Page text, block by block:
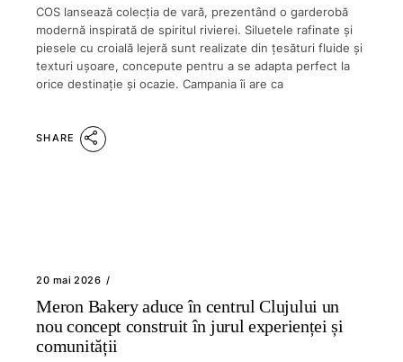
COS lansează colecția de vară, prezentând o garderobă
modernă inspirată de spiritul rivierei. Siluetele rafinate și
piesele cu croială lejeră sunt realizate din țesături fluide și
texturi ușoare, concepute pentru a se adapta perfect la
orice destinație și ocazie. Campania îi are ca
SHARE
20 mai 2026
Meron Bakery aduce în centrul Clujului un
nou concept construit în jurul experienței și
comunității